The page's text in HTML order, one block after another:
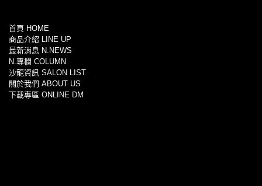
首頁 HOME
商品介紹 LINE UP
最新消息 N.NEWS
N.專欄 COLUMN
沙龍資訊 SALON LIST
關於我們 ABOUT US
下載專區 ONLINE DM